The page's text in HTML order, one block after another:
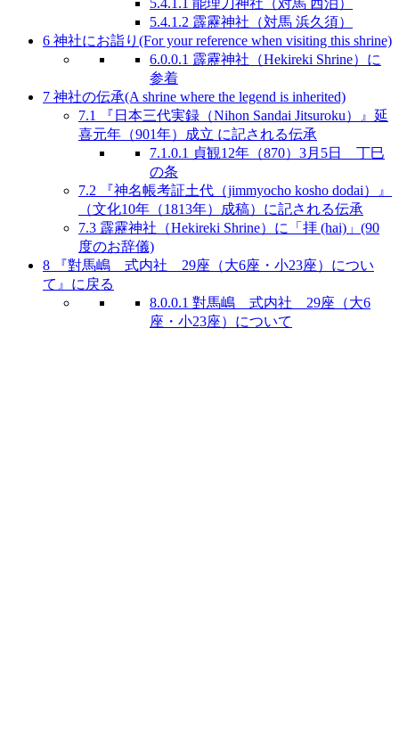
5.4.1.2 霹靂神社（対馬 浜久須）
6 神社にお詣り(For your reference when visiting this shrine)
6.0.0.1 霹靂神社（Hekireki Shrine）に
参着
7 神社の伝承(A shrine where the legend is inherited)
7.1
『日本三代実録（Nihon Sandai Jitsuroku）』延
喜元年（901年）成立 に記される伝承
7.1.0.1 貞観12年（870）3月5日 丁巳
の条
7.2 『神名帳考証土代（jimmyocho kosho dodai）』
（文化10年（1813年）成稿）に記される伝承
7.3 霹靂神社（Hekireki Shrine）に「拝 (hai)」(90
度のお辞儀)
8 『對馬嶋 式内社 29座（大6座・小23座）につい
て』に戻る
8.0.0.1 對馬嶋 式内社 29座（大6
座・小23座）について